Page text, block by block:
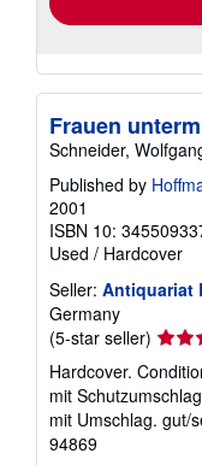
Frauen
Schneider,
Published by
2001
ISBN 10:
Used / Hardcover
Seller: Antiquariat
Germany
(5-star seller) Seller
rating
5
out
of
Hardcover.
mit
mit Umschlag. gut/
94869